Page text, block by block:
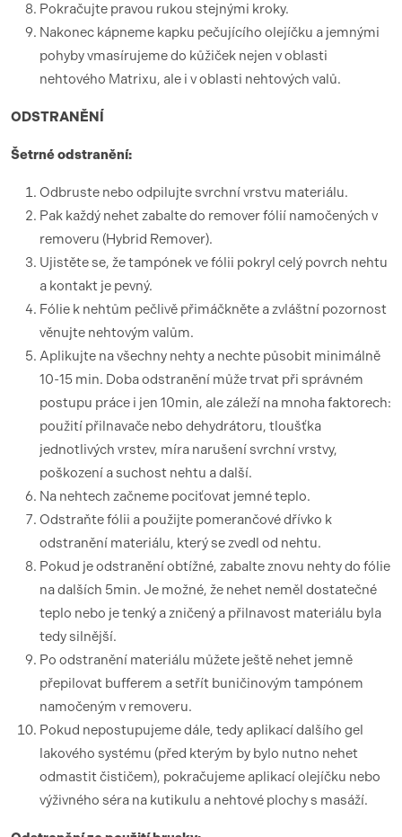
Pokračujte pravou rukou stejnými kroky.
Nakonec kápneme kapku pečujícího olejíčku a jemnými
pohyby vmasírujeme do kůžiček nejen v oblasti
nehtového Matrixu, ale i v oblasti nehtových valů.
ODSTRANĚNÍ
Šetrné odstranění:
Odbruste nebo odpilujte svrchní vrstvu materiálu.
Pak každý nehet zabalte do remover fólií namočených v
removeru (Hybrid Remover).
Ujistěte se, že tampónek ve fólii pokryl celý povrch nehtu
a kontakt je pevný.
Fólie k nehtům pečlivě přimáčkněte a zvláštní pozornost
věnujte nehtovým valům.
Aplikujte na všechny nehty a nechte působit minimálně
10-15 min. Doba odstranění může trvat při správném
postupu práce i jen 10min, ale záleží na mnoha faktorech:
použití přilnavače nebo dehydrátoru, tloušťka
jednotlivých vrstev, míra narušení svrchní vrstvy,
poškození a suchost nehtu a další.
Na nehtech začneme pociťovat jemné teplo.
Odstraňte fólii a použijte pomerančové dřívko k
odstranění materiálu, který se zvedl od nehtu.
Pokud je odstranění obtížné, zabalte znovu nehty do fólie
na dalších 5min. Je možné, že nehet neměl dostatečné
teplo nebo je tenký a zničený a přilnavost materiálu byla
tedy silnější.
Po odstranění materiálu můžete ještě nehet jemně
přepilovat bufferem a setřít buničinovým tampónem
namočeným v removeru.
Pokud nepostupujeme dále, tedy aplikací dalšího gel
lakového systému (před kterým by bylo nutno nehet
odmastit čističem), pokračujeme aplikací olejíčku nebo
výživného séra na kutikulu a nehtové plochy s masáží.